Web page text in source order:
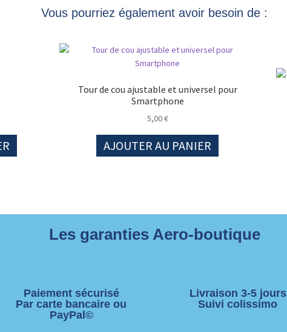
Vous pourriez également avoir besoin de :
Tour de cou ajustable et universel pour
Smartphone
5,00€
AJOUTER AU PANIER
Les garanties Aero-boutique
Paiement sécurisé
Par carte bancaire ou
PayPal©
Livraison 3-5 jours
Suivi colissimo